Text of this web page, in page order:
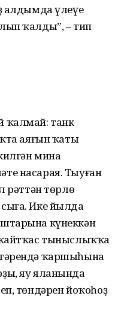
алдымда үлеүе
ҡалды”, – тип
ҡалмай: танк
аяғын ҡаты
мина
насарая. Тыуған
рәттән төрлө
Ике йылда
күнеккән
тыныслыҡҡа
ҡаршыһына
яу яланында
төндәрен йоҡоһоҙ